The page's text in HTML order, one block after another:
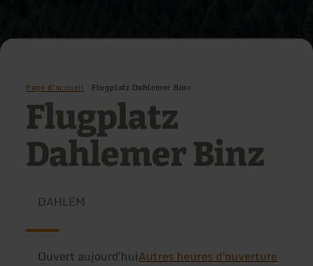
Page d'accueil Flugplatz Dahlemer Binz
Flugplatz
Dahlemer Binz
DAHLEM
Ouvert aujourd'huiAutres heures d'ouverture